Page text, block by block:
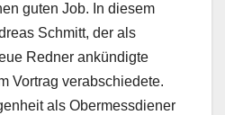
guten Job. In diesem
Schmitt, der als
Redner ankündigte
Vortrag verabschiedete.
als Obermessdiener